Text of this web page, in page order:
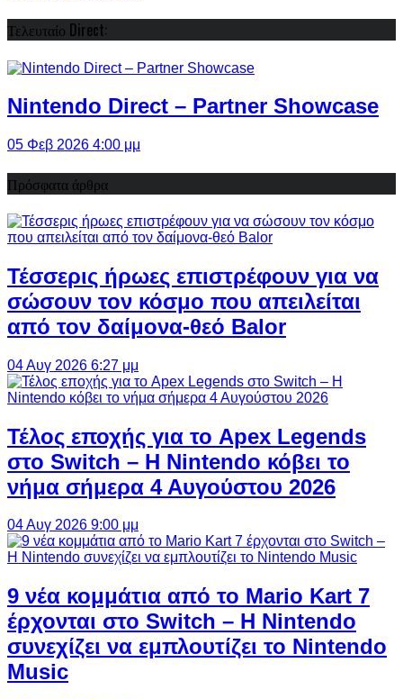
Τελευταίο Direct:
Nintendo Direct – Partner Showcase
05 Φεβ 2026 4:00 μμ
Πρόσφατα άρθρα
Τέσσερις ήρωες επιστρέφουν για να
σώσουν τον κόσμο που απειλείται
από τον δαίμονα-θεό Balor
04 Αυγ 2026 6:27 μμ
Τέλος εποχής για το Apex Legends
στο Switch – Η Nintendo κόβει το
νήμα σήμερα 4 Αυγούστου 2026
04 Αυγ 2026 9:00 μμ
9 νέα κομμάτια από το Mario Kart 7
έρχονται στο Switch – Η Nintendo
συνεχίζει να εμπλουτίζει το Nintendo
Music